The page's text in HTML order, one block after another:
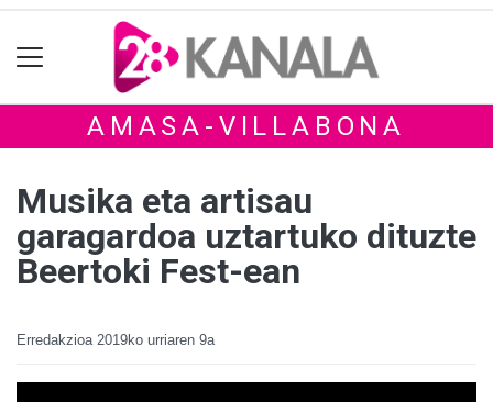
AMASA-VILLABONA
Musika eta artisau
garagardoa uztartuko dituzte
Beertoki Fest-ean
Erredakzioa 2019ko urriaren 9a